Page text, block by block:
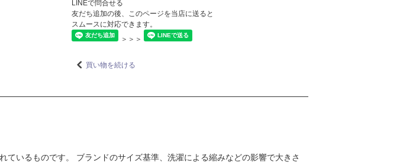
LINEで問合せる
友だち追加の後、このページを当店に送ると
スムースに対応できます。
＞＞＞
買い物を続ける
いるものです。 ブランドのサイズ基準、洗濯による縮みなどの影響で大きさ